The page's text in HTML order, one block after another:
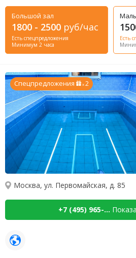
Большой зал
1800 - 2500 руб/час
Есть спецпредложения
Минимум 2 часа
Есть
Спецпредложения x2
Москва, ул. Первомайская, д. 85
+7 (495) 965-...